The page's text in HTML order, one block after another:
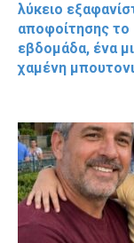
λύκειο
αποφοίτησης το
εβδομάδα, ένα
χαμένη